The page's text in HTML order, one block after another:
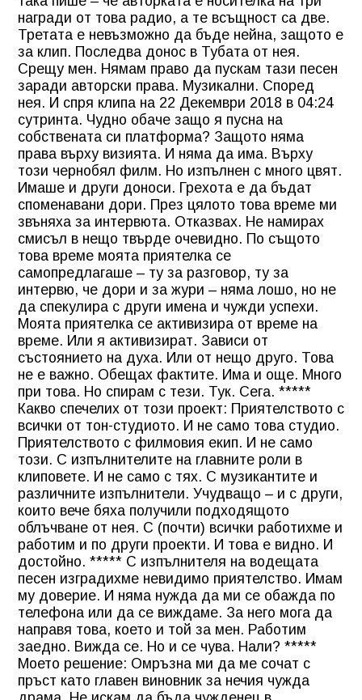
награди от това радио, а те всъщност са две.
Третата е невъзможно да бъде нейна, защото е
за клип. Последва донос в Тубата от нея.
Срещу мен. Нямам право да пускам тази песен
заради авторски права. Музикални. Според
нея. И спря клипа на 22 Декември 2018 в 04:24
сутринта. Чудно обаче защо я пусна на
собствената си платформа? Защото няма
права върху визията. И няма да има. Върху
този чернобял филм. Но изпълнен с много цвят.
Имаше и други доноси. Грехота е да бъдат
споменавани дори. През цялото това време ми
звъняха за интервюта. Отказвах. Не намирах
смисъл в нещо твърде очевидно. По същото
това време моята приятелка се
самопредлагаше – ту за разговор, ту за
интервю, че дори и за жури – няма лошо, но не
да спекулира с други имена и чужди успехи.
Моята приятелка се активизира от време на
време. Или я активизират. Зависи от
състоянието на духа. Или от нещо друго. Това
не е важно. Обещах фактите. Има и още. Много
при това. Но спирам с тези. Тук. Сега. *****
Какво спечелих от този проект: Приятелството с
всички от тон-студиото. И не само това студио.
Приятелството с филмовия екип. И не само
този. С изпълнителите на главните роли в
клиповете. И не само с тях. С музикантите и
различните изпълнители. Учудващо – и с други,
които вече бяха получили подходящото
облъчване от нея. С (почти) всички работихме и
работим и по други проекти. И това е видно. И
достойно. ***** С изпълнителя на водещата
песен изградихме невидимо приятелство. Имам
му доверие. И няма нужда да ми се обажда по
телефона или да се виждаме. За него мога да
направя това, което и той за мен. Работим
заедно. Вижда се. Но и се чува. Нали? *****
Моето решение: Омръзна ми да ме сочат с
пръст като главен виновник за нечия чужда